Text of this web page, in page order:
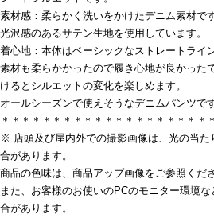
素材感：柔らかく洗いをかけたデニム素材で
光沢感のあるサテン生地を使用しています。
着心地：本体はベーシックなストレートライ
素材も柔らかかったので履き心地が良かった
けるとシルエットの変化を楽しめます。
オールシーズンで使えそうなデニムパンツです
＊＊＊＊＊＊＊＊＊＊＊＊＊＊＊＊＊＊＊＊
※ 店頭及び屋内外での撮影画像は、光の当た
合があります。
商品の色味は、商品アップ画像をご参照くださ
また、お客様のお使いのPCのモニター環境
合があります。